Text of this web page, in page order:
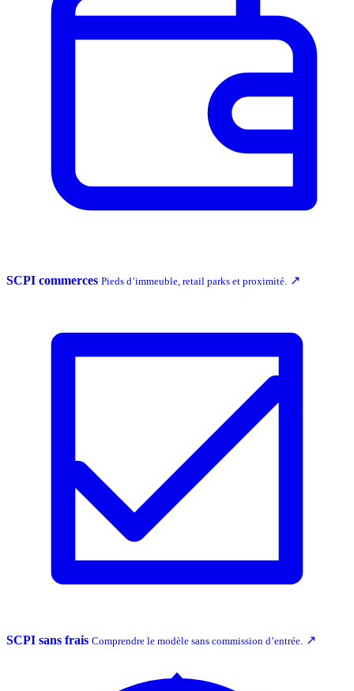
SCPI commerces Pieds d’immeuble, retail parks et proximité. ↗
SCPI sans frais Comprendre le modèle sans commission d’entrée. ↗